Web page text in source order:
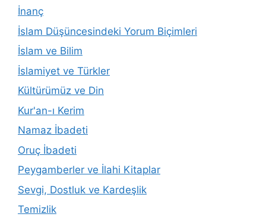
İnanç
İslam Düşüncesindeki Yorum Biçimleri
İslam ve Bilim
İslamiyet ve Türkler
Kültürümüz ve Din
Kur'an-ı Kerim
Namaz İbadeti
Oruç İbadeti
Peygamberler ve İlahi Kitaplar
Sevgi, Dostluk ve Kardeşlik
Temizlik